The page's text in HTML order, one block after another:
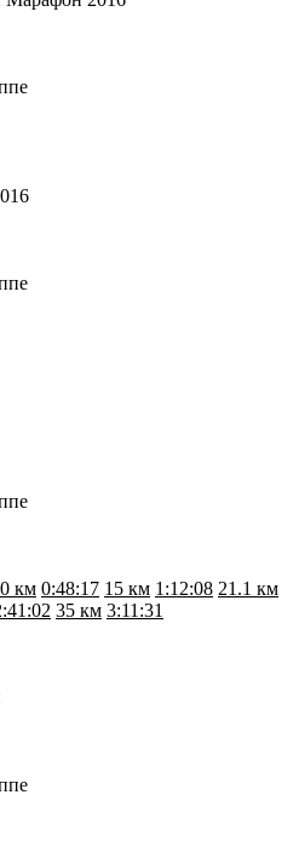
км 0:48:17 15 км 1:12:08 21.1 км
35 км 3:11:31